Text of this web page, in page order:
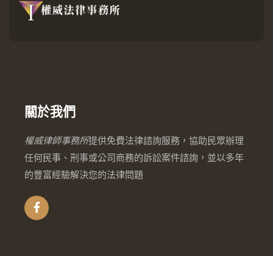
關於我們
權威律師事務所提供免費法律諮詢服務，協助民眾辦理
任何民事、刑事或公司商務的訴訟案件諮詢，並以多年
的豐富經驗解決您的法律問題